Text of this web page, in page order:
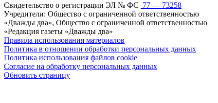
Свидетельство о регистрации ЭЛ № ФС 77 — 73258
Учредители: Общество с ограниченной ответственностью
«Дважды два», Общество с ограниченной ответственностью
«Редакция газеты «Дважды два»
Правила использования материалов
Политика в отношении обработки персональных данных
Политика использования файлов cookie
Согласие на обработку персональных данных
Обновить страницу